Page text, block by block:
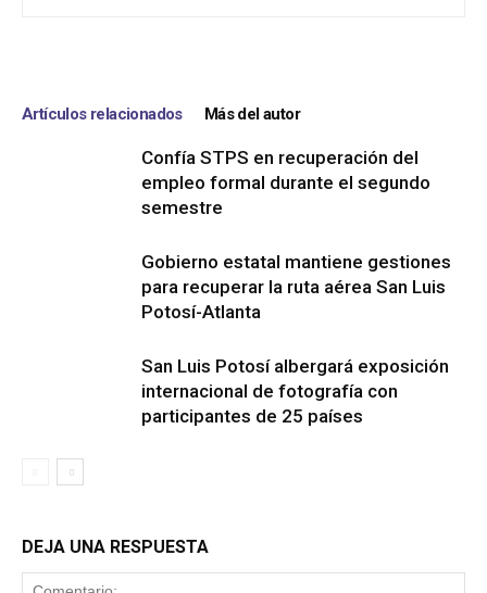
Artículos relacionados Más del autor
Confía STPS en recuperación del
empleo formal durante el segundo
semestre
Gobierno estatal mantiene gestiones
para recuperar la ruta aérea San Luis
Potosí-Atlanta
San Luis Potosí albergará exposición
internacional de fotografía con
participantes de 25 países
DEJA UNA RESPUESTA